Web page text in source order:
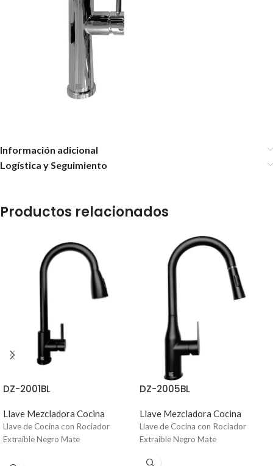
Información adicional
Logística y Seguimiento
Productos relacionados
DZ-2001BL
Llave Mezcladora Cocina
Llave de Cocina con Rociador
Extraíble Negro Mate
DZ-2005BL
Llave Mezcladora Cocina
Llave de Cocina con Rociador
Extraíble Negro Mate